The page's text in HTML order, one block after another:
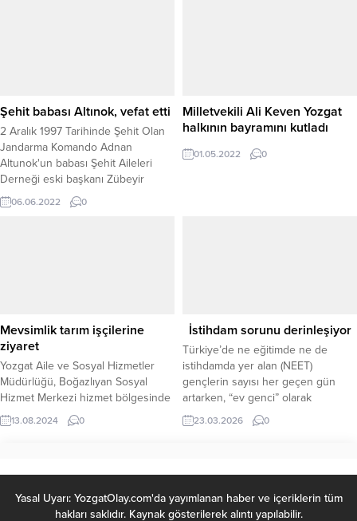
başladığını söyledi. Yerköy
bölgesinde her yıl...
müzikseverlerle buluşmak üzere
Yozgat’a geliyor. Bayram Bilge...
Şehit babası Altınok, vefat etti
2 Aralık 1997 Tarihinde Şehit Olan
Jandarma Komando Adnan
Altunok'un babası Şehit Aileleri
Derneği eski başkanı Zübeyir
Altınok (86) vefat etti.
06.06.2022 0
Milletvekili Ali Keven Yozgat
halkının bayramını kutladı
01.05.2022 0
Mevsimlik tarım işçilerine
ziyaret
Yozgat Aile ve Sosyal Hizmetler
Müdürlüğü, Boğazlıyan Sosyal
Hizmet Merkezi hizmet bölgesinde
yer alan Çayıralan ve Çandır
ilçelerindeki kırsal bölgelerde
13.08.2024 0
İstihdam sorunu derinleşiyor
Türkiye’de ne eğitimde ne de
istihdamda yer alan (NEET)
gençlerin sayısı her geçen gün
artarken, “ev genci” olarak
tanımlanan kesim 6 milyon 519 bine
ulaştı. Bu tablo, özellikle genç
Kurumu verilerine göre, 15-34 yaş
aralığındaki genç nüfus azalmasına
rağmen, eğitimde ve iş...
23.03.2026 0
Yasal Uyarı: YozgatOlay.com'da yayımlanan haber ve içeriklerin tüm
hakları saklıdır. Kaynak gösterilerek alıntı yapılabilir.